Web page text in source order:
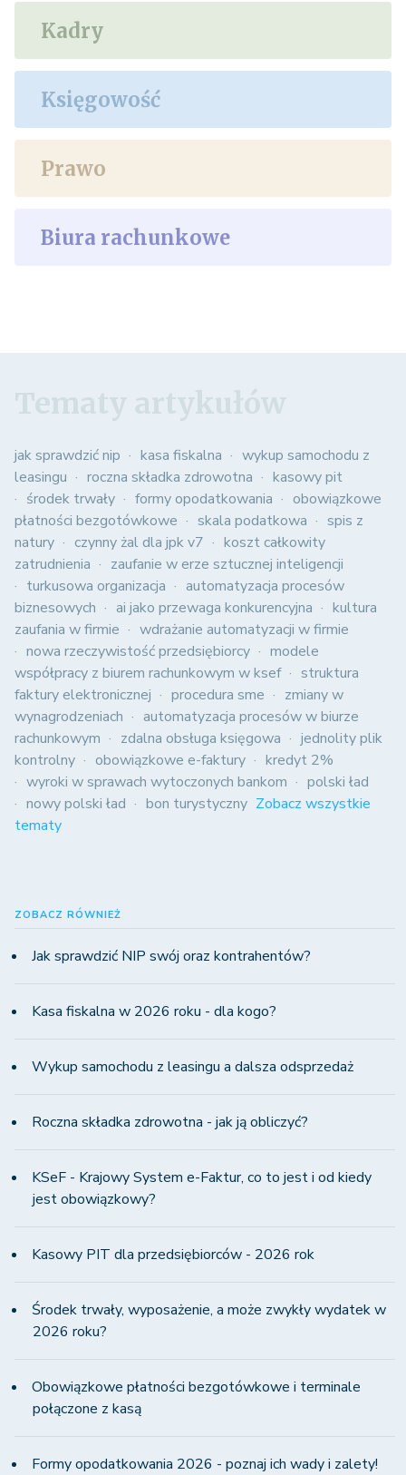
Kadry
Księgowość
Prawo
Biura rachunkowe
jak sprawdzić nip kasa fiskalna
wykup samochodu z
leasingu
roczna składka zdrowotna
kasowy pit
środek trwały
formy opodatkowania
obowiązkowe
płatności bezgotówkowe
skala podatkowa
spis z
natury
czynny żal dla jpk v7
koszt całkowity
zatrudnienia
zaufanie w erze sztucznej inteligencji
turkusowa organizacja
automatyzacja procesów
biznesowych
ai jako przewaga konkurencyjna
kultura
zaufania w firmie
wdrażanie automatyzacji w firmie
nowa rzeczywistość przedsiębiorcy
modele
współpracy z biurem rachunkowym w ksef
struktura
faktury elektronicznej
procedura sme
zmiany w
wynagrodzeniach
automatyzacja procesów w biurze
rachunkowym
zdalna obsługa księgowa
jednolity plik
kontrolny
obowiązkowe e-faktury
kredyt 2%
wyroki w sprawach wytoczonych bankom
polski ład
nowy polski ład
bon turystyczny Zobacz wszystkie
tematy
ZOBACZ RÓWNIEŻ
Jak sprawdzić NIP swój oraz kontrahentów?
Kasa fiskalna w 2026 roku - dla kogo?
Wykup samochodu z leasingu a dalsza odsprzedaż
Roczna składka zdrowotna - jak ją obliczyć?
KSeF - Krajowy System e-Faktur, co to jest i od kiedy
jest obowiązkowy?
Kasowy PIT dla przedsiębiorców - 2026 rok
Środek trwały, wyposażenie, a może zwykły wydatek w
2026 roku?
Obowiązkowe płatności bezgotówkowe i terminale
połączone z kasą
Formy opodatkowania 2026 - poznaj ich wady i zalety!